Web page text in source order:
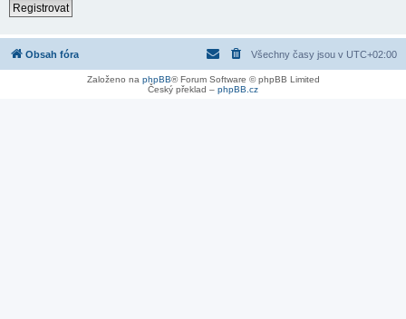
Registrovat
Obsah fóra Všechny časy jsou v UTC+02:00
Založeno na phpBB® Forum Software © phpBB Limited
Český překlad – phpBB.cz